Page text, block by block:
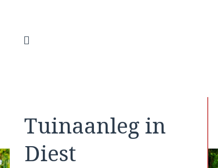
inhoud
Tuinaanleg in
Diest